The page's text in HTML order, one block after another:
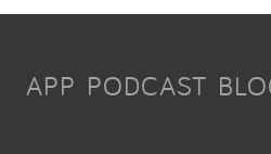
APP PODCAST